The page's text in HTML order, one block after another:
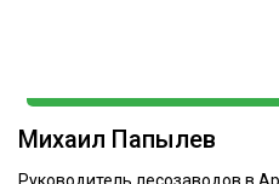
Михаил Папылев